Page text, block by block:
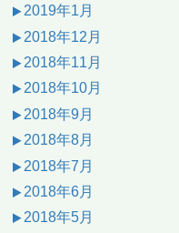
2019年1月
2018年12月
2018年11月
2018年10月
2018年9月
2018年8月
2018年7月
2018年6月
2018年5月